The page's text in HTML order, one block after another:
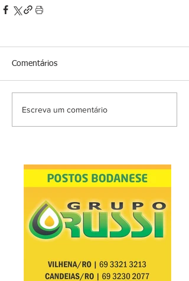
Comentários
Escreva um comentário